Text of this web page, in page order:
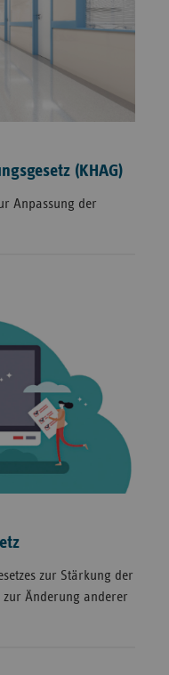
(KHAG)
Anpassung der
zur Stärkung der
Änderung anderer